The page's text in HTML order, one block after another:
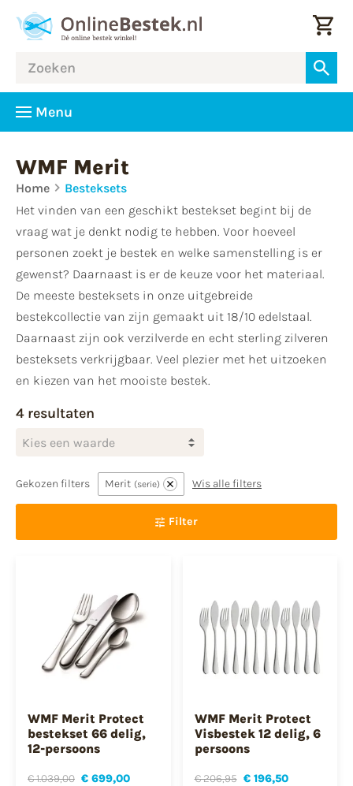
Menu
WMF Merit
Home
Besteksets
Het vinden van een geschikt bestekset begint bij de
vraag wat je denkt nodig te hebben. Voor hoeveel
personen zoekt je bestek en welke samenstelling is er
gewenst? Daarnaast is er de keuze voor het materiaal.
De meeste besteksets in onze uitgebreide
bestekcollectie van zijn gemaakt uit 18/10 edelstaal.
Daarnaast zijn ook verzilverde en echt sterling zilveren
besteksets verkrijgbaar. Veel plezier met het uitzoeken
en kiezen van het mooiste bestek.
4 resultaten
Kies een waarde
Gekozen filters Merit serie Wis alle filters
Filter
WMF Merit Protect
bestekset 66 delig,
12-persoons
€ 1.039,00 € 699,00
WMF Merit Protect
Visbestek 12 delig, 6
persoons
€ 206,95 € 196,50